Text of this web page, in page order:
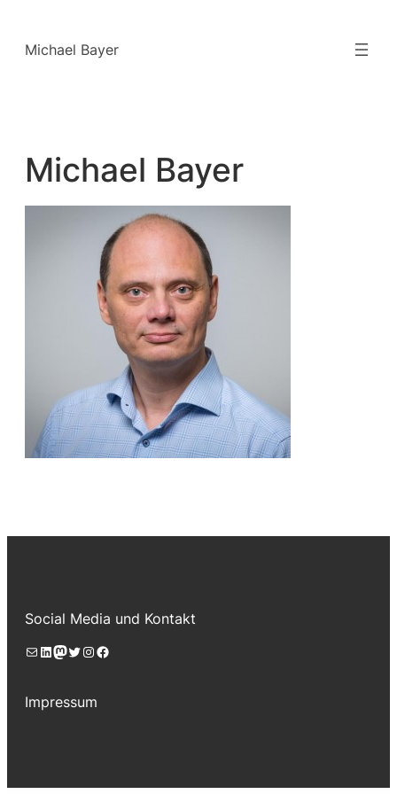
Inhalt
Michael Bayer
Michael Bayer
Social Media und Kontakt
E-Mail
LinkedIn Mastodon Twitter Instagram Facebook
Impressum